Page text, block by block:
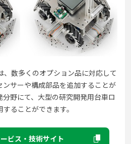
、数多くのオプション品に対応して
サーや構成部品を追加することが
野にて、大型の研究開発用台車ロ
ることができます。
ビス・技術サイト